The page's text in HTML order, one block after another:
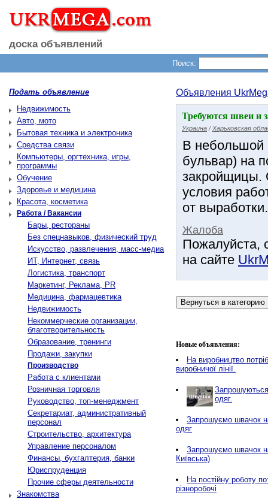
доска объявлений
Поиск:
Подать объявление
Недвижимость
Авто, мото
Бытовая техника и электроника
Средства связи
Компьютеры, оргтехника, игры,
программы
Обучение
Здоровье и медицина
Красота, косметика
Работа / Вакансии
Бары, рестораны
Без спецнавыков, физический труд
Искусство, развлечения, масс-медиа
ИТ, Интернет, связь
Логистика, транспорт
Маркетинг, Реклама, PR
Медицина, фармацевтика
Недвижимость
Некоммерческие организации,
благотворительность
Образование, тренинги
Продажи, закупки
Производство
Работа с клиентами
Розничная торговля
Руководство, топ-менеджмент
Секретариат, административный
персонал
Строительство, архитектура
Управление персоналом
Финансы, бухгалтерия, банки
Юриспруденция
Прочие сферы деятельности
Знакомства
Объявления
Требуются швеи и
Украина / Харьковская
В
бульвар) на
закройщицы.
условия
от
Жалоба
Пожалуйста,
на сайте
Новые объявления:
Нa виробництво
виробничої лінії.
одяг.
Запрошуємо швачок
одяг
Запрошуємо швачок
Київська)
На постійну роботу
різноробочі